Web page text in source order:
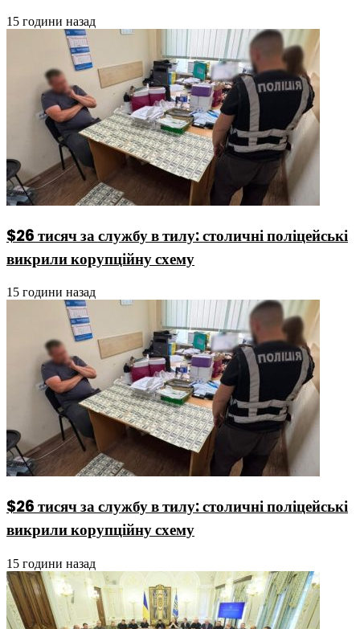
15 години назад
$26 тисяч за службу в тилу: столичні поліцейські
викрили корупційну схему
15 години назад
$26 тисяч за службу в тилу: столичні поліцейські
викрили корупційну схему
15 години назад